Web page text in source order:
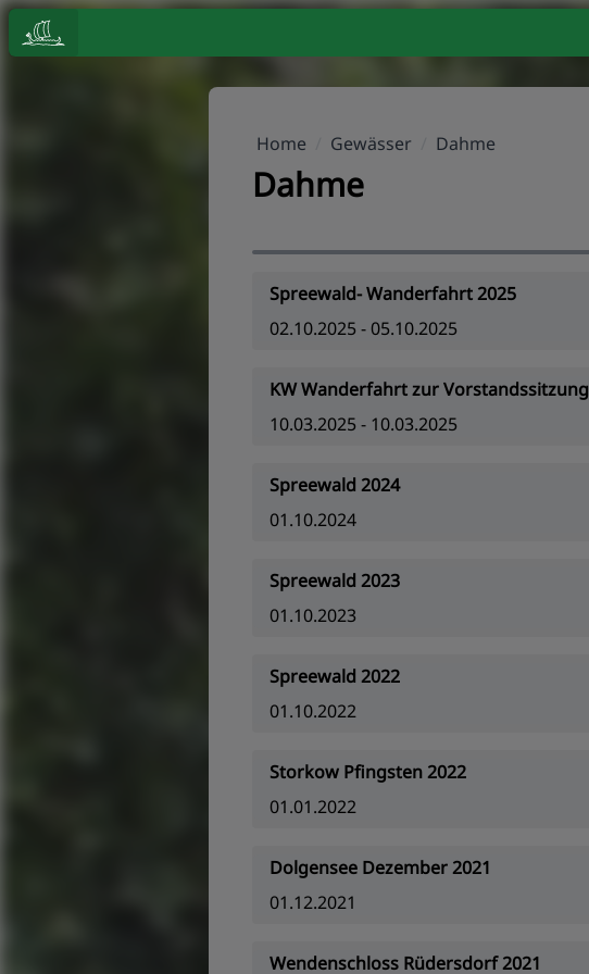
Home Gewässer Dahme
Dahme
Spreewald- Wanderfahrt 2025
02.10.2025 - 05.10.2025
KW Wanderfahrt zur Vorstandssitzung
10.03.2025 - 10.03.2025
Spreewald 2024
01.10.2024
Spreewald 2023
01.10.2023
Spreewald 2022
01.10.2022
Storkow Pfingsten 2022
01.01.2022
Dolgensee Dezember 2021
01.12.2021
Wendenschloss Rüdersdorf 2021